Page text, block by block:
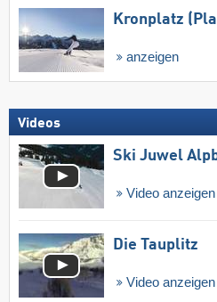
Kronplatz
anzeigen
Videos
Ski Juwel
Video anzeigen
Die Tauplitz
Video anzeigen